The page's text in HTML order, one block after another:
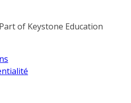
of Keystone Education